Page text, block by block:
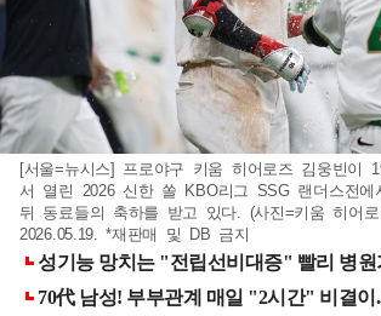
[서울=뉴시스] 프로야구 키움 히어로즈 김웅빈이
서 열린 2026 신한 쏠 KBO리그 SSG 랜더스전에
뒤 동료들의 축하를 받고 있다. (사진=키움 히어
2026.05.19. *재판매 및 DB 금지